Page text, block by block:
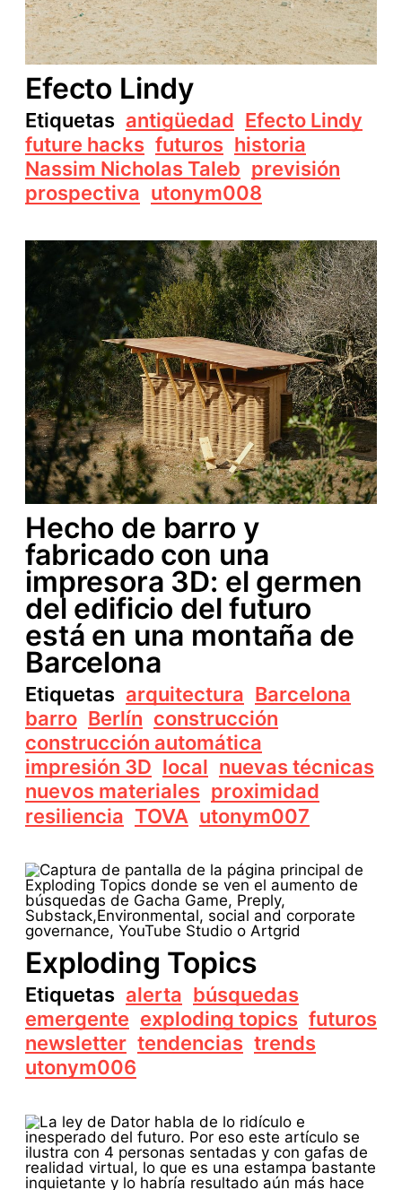
Efecto Lindy
Etiquetas antigüedad Efecto Lindy
future hacks futuros historia
Nassim Nicholas Taleb previsión
prospectiva utonym008
Hecho de barro y
fabricado con una
impresora 3D: el germen
del edificio del futuro
está en una montaña de
Barcelona
Etiquetas arquitectura Barcelona
barro Berlín construcción
construcción automática
impresión 3D local nuevas técnicas
nuevos materiales proximidad
resiliencia TOVA utonym007
Exploding Topics
Etiquetas alerta búsquedas
emergente exploding topics futuros
newsletter tendencias trends
utonym006